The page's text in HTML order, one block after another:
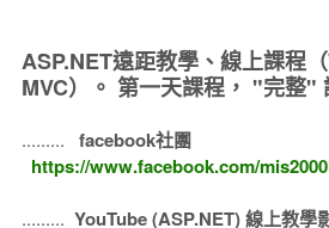
ASP.NET遠距教學、線上課程
MVC）。 第一天課程， "完整"
.........
facebook社團
https://www.facebook.com/
......... YouTube (ASP.NET) 線上教學